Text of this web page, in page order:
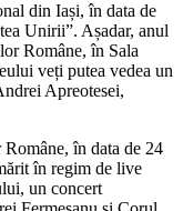
din Iași, în data de
Unirii”. Așadar, anul
Române, în Sala
veți putea vedea un
Apreotesei,
în data de 24
în regim de live
un concert